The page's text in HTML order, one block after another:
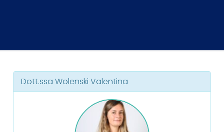
Dott.ssa Wolenski Valentina